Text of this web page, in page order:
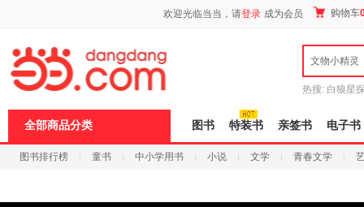
欢迎光临当当，请登录 成为会员 购物车
文物小精灵
热搜: 白狼星
全部商品分类 图书 特装书 亲签书 电子书
图书排行榜 童书 中小学用书 小说 文学 青春文学
页